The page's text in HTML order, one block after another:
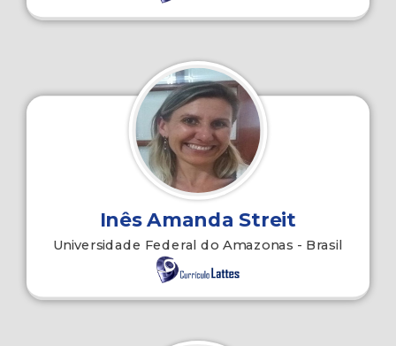
Inês Amanda Streit
Universidade Federal do Amazonas - Brasil